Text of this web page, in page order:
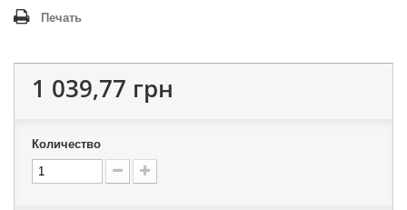
Печать
1 039,77 грн
Количество